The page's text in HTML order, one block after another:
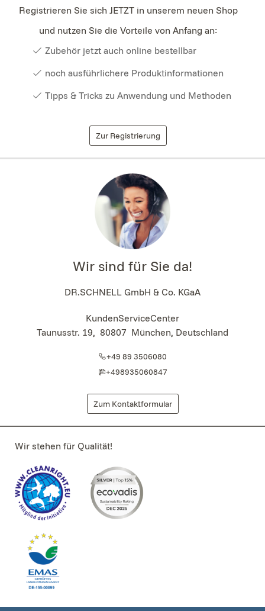
Registrieren Sie sich JETZT in unserem neuen Shop
und nutzen Sie die Vorteile von Anfang an:
Zubehör jetzt auch online bestellbar
noch ausführlichere Produktinformationen
Tipps & Tricks zu Anwendung und Methoden
Zur Registrierung
Wir sind für Sie da!
DR.SCHNELL GmbH & Co. KGaA
KundenServiceCenter
Taunusstr. 19, 80807 München, Deutschland
+49 89 3506080
+498935060847
Zum Kontaktformular
Wir stehen für Qualität!